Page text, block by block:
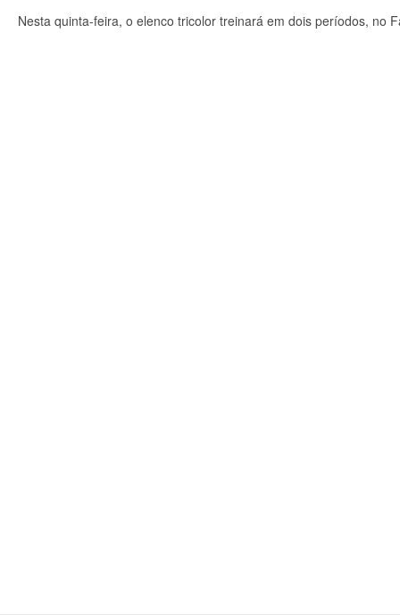
Nesta quinta-feira, o elenco tricolor treinará em dois períodos, no